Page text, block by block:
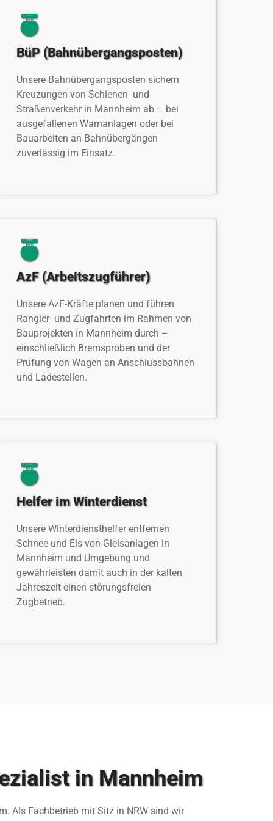
BüP (Bahnübergangsposten)
Unsere Bahnübergangsposten sichern
Kreuzungen von Schienen- und
Straßenverkehr in Mannheim ab – bei
ausgefallenen Warnanlagen oder bei
Bauarbeiten an Bahnübergängen
zuverlässig im Einsatz.
AzF (Arbeitszugführer)
Unsere AzF-Kräfte planen und führen
Rangier- und Zugfahrten im Rahmen von
Bauprojekten in Mannheim durch –
einschließlich Bremsproben und der
Prüfung von Wagen an Anschlussbahnen
und Ladestellen.
Helfer im Winterdienst
Unsere Winterdiensthelfer entfernen
Schnee und Eis von Gleisanlagen in
Mannheim und Umgebung und
gewährleisten damit auch in der kalten
Jahreszeit einen störungsfreien
Zugbetrieb.
in Mannheim
Als Fachbetrieb mit Sitz in NRW sind wir